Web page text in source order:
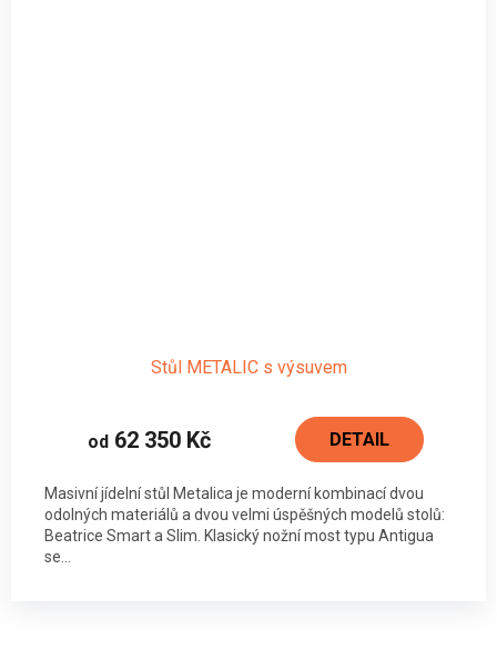
Stůl METALIC s výsuvem
od 62 350 Kč DETAIL
Masivní jídelní stůl Metalica je moderní kombinací dvou
odolných materiálů a dvou velmi úspěšných modelů stolů:
Beatrice Smart a Slim. Klasický nožní most typu Antigua
se...